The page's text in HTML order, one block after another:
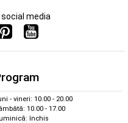
media
- vineri: 10.00 - 20.00
10.00 - 17.00
închis